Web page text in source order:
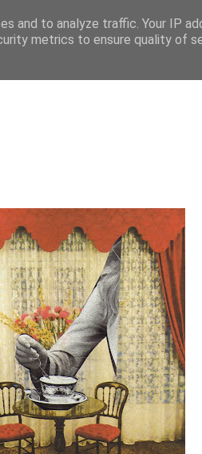
and to analyze traffic. Your IP
metrics to ensure quality of